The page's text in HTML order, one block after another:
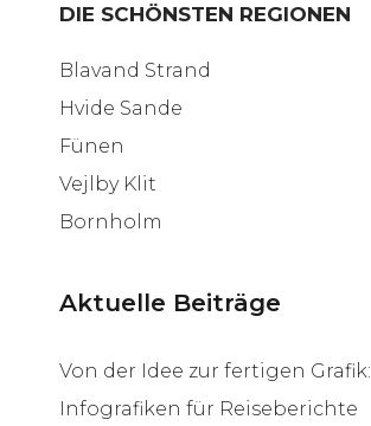
DIE SCHÖNSTEN REGIONEN
Blavand Strand
Hvide Sande
Fünen
Vejlby Klit
Bornholm
Aktuelle Beiträge
Von der Idee zur fertigen Grafik:
Infografiken für Reiseberichte